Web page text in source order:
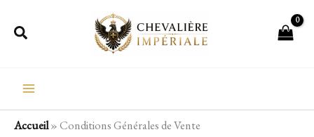
Rechercher
Accueil»Conditions Générales de Vente